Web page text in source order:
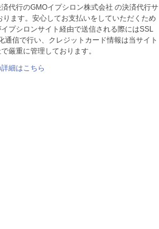
代行のGMOイプシロン株式会社 の決済代行サ
ります。安心してお支払いをしていただくため
プシロンサイト経由で送信される際にはSSL
通信で行い、クレジットカード情報は当サイト
厳重に管理しております。
細はこちら